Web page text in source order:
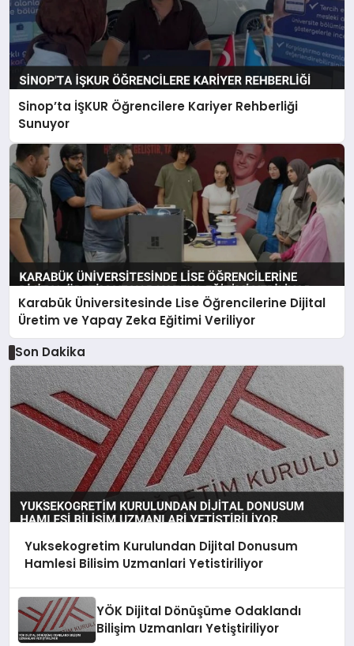
Sinop’ta İŞKUR Öğrencilere Kariyer Rehberliği
Sunuyor
Karabük Üniversitesinde Lise Öğrencilerine Dijital
Üretim ve Yapay Zeka Eğitimi Veriliyor
Son Dakika
Yuksekogretim Kurulundan Dijital Donusum
Hamlesi Bilisim Uzmanlari Yetistiriliyor
YÖK Dijital Dönüşüme Odaklandı
Bilişim Uzmanları Yetiştiriliyor